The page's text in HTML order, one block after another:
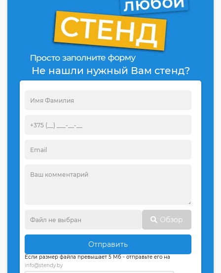
Не нашли нужный Вам стенд?
Обзор
Отправить
Если размер файла превышает 5 Мб - отправьте его на
info@stendy.by